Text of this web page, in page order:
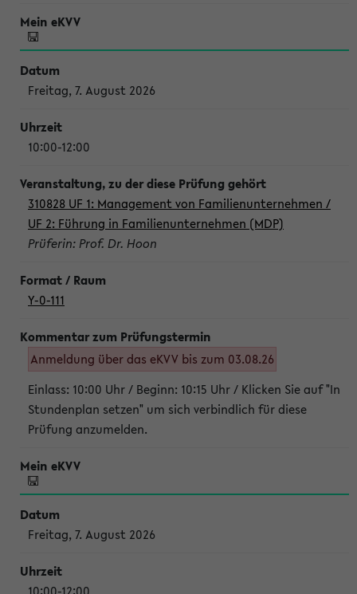
Freitag, 7. August 2026
10:00-12:00
310828 UF 1: Management von Familienunternehmen /
UF 2: Führung in Familienunternehmen (MDP)
Prüferin: Prof. Dr. Hoon
Y-0-111
Anmeldung über das eKVV bis zum 03.08.26
Einlass: 10:00 Uhr / Beginn: 10:15 Uhr / Klicken Sie auf "In
Stundenplan setzen" um sich verbindlich für diese
Prüfung anzumelden.
Freitag, 7. August 2026